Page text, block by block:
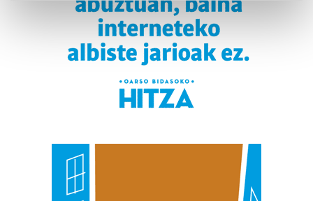
Find out more about how your personal data is processed
and set your preferences in thedetails section
Guk eta gure bazkideek zure datu pertsonalak
teknologia erabiliz, cookieak adibidez, iragarki eta eduki
pertsonalizatuak eskaintzeko, iragarkiak eta edukia
produktuak garatzeko. Zure datuak nork eta zertarako
erabiltzen dituen hauta dezakezu.
Bazkide batzuek ez dizute baimenik eskatzen, eta beren